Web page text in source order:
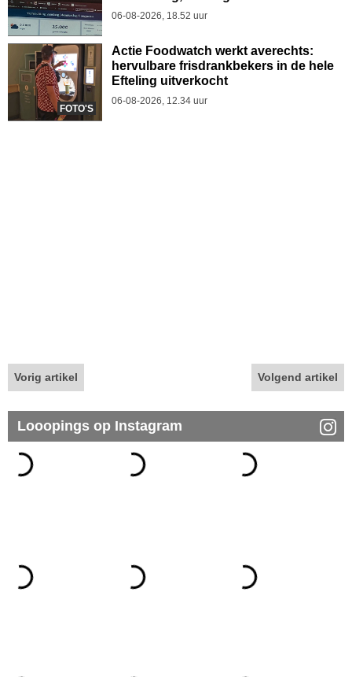
06-08-2026, 18.52 uur
FOTO'S
Actie Foodwatch werkt averechts:
hervulbare frisdrankbekers in de hele
Efteling uitverkocht
06-08-2026, 12.34 uur
Vorig artikel Volgend artikel
Looopings op Instagram